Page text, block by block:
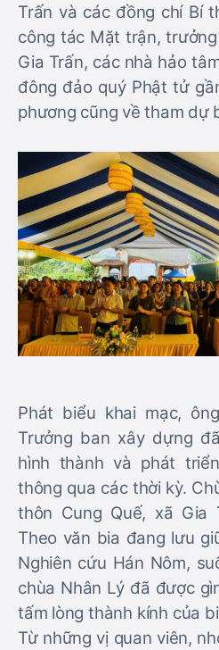
Trấn và các đồng chí Bí
công tác Mặt trận,
Gia Trấn, các nhà hảo
đông đảo quý Phật tử
phương cũng về tham dự
Phát biểu khai mạc,
Trưởng ban xây dựng
hình thành và phát
thông qua các thời kỳ.
thôn Cung Quế, xã Gia
Theo văn bia đang lưu
Nghiên cứu Hán Nôm,
chùa Nhân Lý đã được
tấm lòng thành kính của
Từ những vị quan viên,